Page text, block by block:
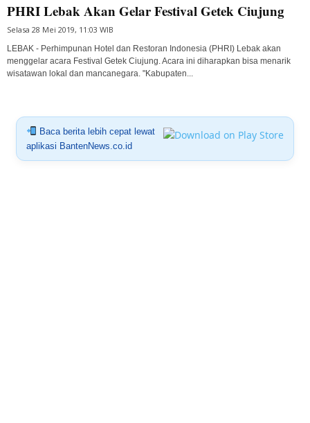
PHRI Lebak Akan Gelar Festival Getek Ciujung
Selasa 28 Mei 2019, 11:03 WIB
LEBAK - Perhimpunan Hotel dan Restoran Indonesia (PHRI) Lebak akan
menggelar acara Festival Getek Ciujung. Acara ini diharapkan bisa menarik
wisatawan lokal dan mancanegara. "Kabupaten...
Baca berita lebih cepat lewat
aplikasi BantenNews.co.id